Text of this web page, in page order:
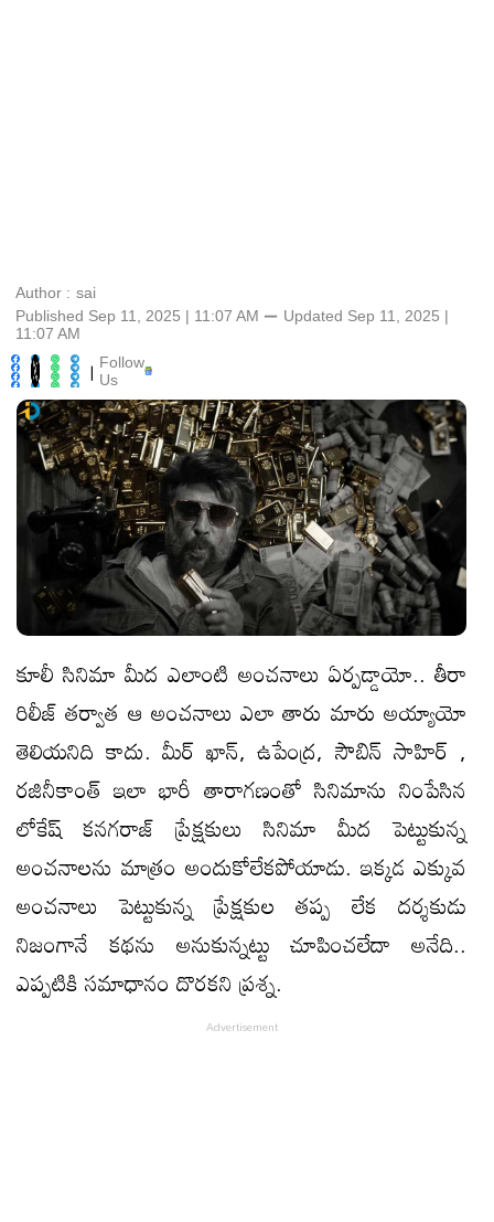
Author : sai
Published Sep 11, 2025 | 11:07 AM ⚊ Updated Sep 11, 2025 |
11:07 AM
| Follow
Us
కూలీ సినిమా మీద ఎలాంటి అంచనాలు ఏర్పడ్డాయో.. తీరా
రిలీజ్ తర్వాత ఆ అంచనాలు ఎలా తారు మారు అయ్యాయో
తెలియనిది కాదు. మీర్ ఖాన్, ఉపేంద్ర, సౌబిన్ సాహిర్ ,
రజినీకాంత్ ఇలా భారీ తారాగణంతో సినిమాను నింపేసిన
లోకేష్ కనగరాజ్ ప్రేక్షకులు సినిమా మీద పెట్టుకున్న
అంచనాలను మాత్రం అందుకోలేకపోయాడు. ఇక్కడ ఎక్కువ
అంచనాలు పెట్టుకున్న ప్రేక్షకుల తప్ప లేక దర్శకుడు
నిజంగానే కథను అనుకున్నట్టు చూపించలేదా అనేది..
ఎప్పటికి సమాధానం దొరకని ప్రశ్న.